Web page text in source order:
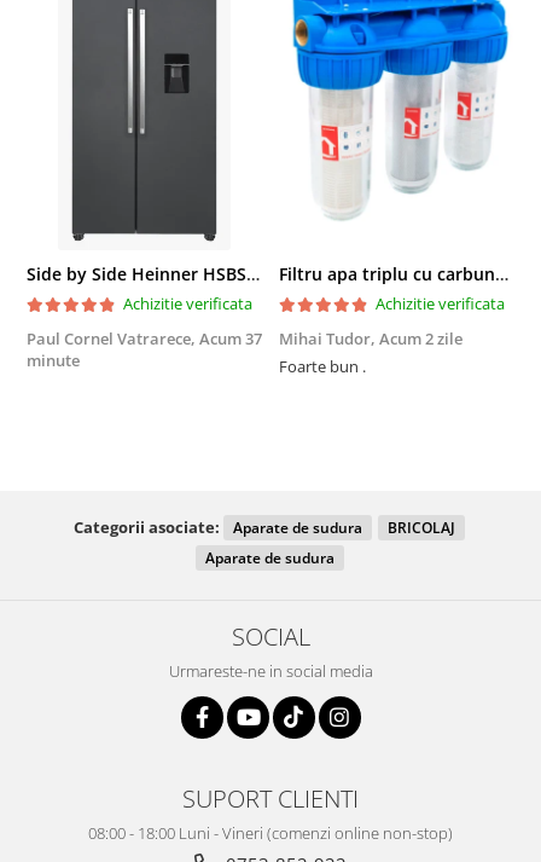
Side by Side Heinner HSBS-HM439NFINVDGWDE++, Total No Frost, Compresor Inverter, Dozator Apa, Display Touch LED, 439 L, Clasa E, Gri Antracit Texturat
Achizitie verificata
Paul Cornel Vatrarece, Acum 37
minute
Filtru apa triplu cu carbune/bumbac/sita 3x3/4"*10
Achizitie verificata
Mihai Tudor, Acum 2 zile
Foarte bun .
Categorii asociate: Aparate de sudura
BRICOLAJ
Aparate de sudura
SOCIAL
Urmareste-ne in social media
SUPORT CLIENTI
08:00 - 18:00 Luni - Vineri (comenzi online non-stop)